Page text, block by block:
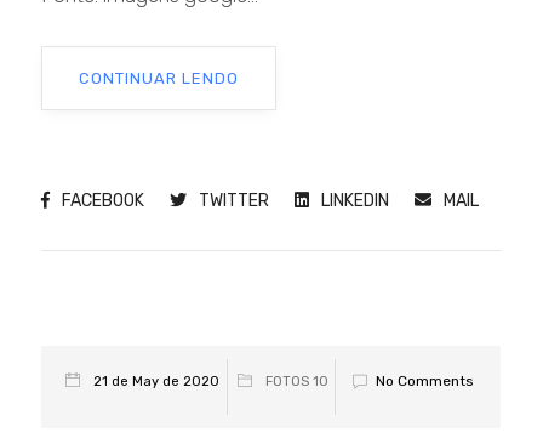
CONTINUAR LENDO
FACEBOOK TWITTER LINKEDIN MAIL
21 de May de 2020 FOTOS 10 No Comments